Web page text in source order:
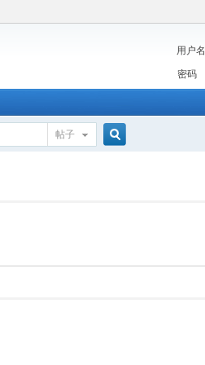
用户名
密码
帖子